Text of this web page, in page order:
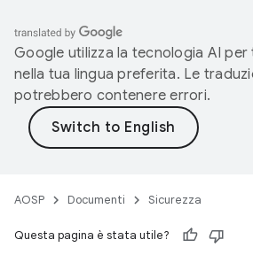
Google utilizza la tecnologia AI
nella tua lingua preferita. Le
potrebbero contenere errori.
AOSP Documenti Sicurezza
Questa pagina è stata utile?